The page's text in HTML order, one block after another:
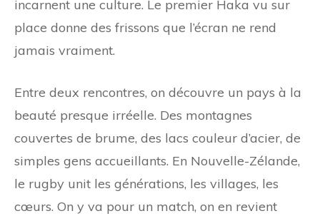
incarnent une culture. Le premier Haka vu sur
place donne des frissons que l’écran ne rend
jamais vraiment.
Entre deux rencontres, on découvre un pays à la
beauté presque irréelle. Des montagnes
couvertes de brume, des lacs couleur d’acier, de
simples gens accueillants. En Nouvelle-Zélande,
le rugby unit les générations, les villages, les
cœurs. On y va pour un match, on en revient